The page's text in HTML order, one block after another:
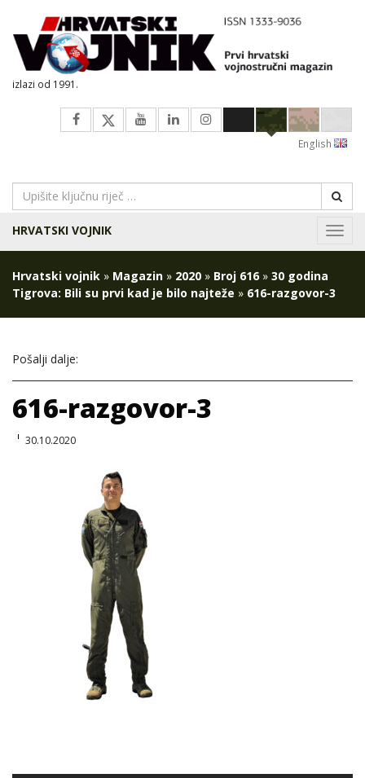
izlazi od 1991.
English
HRVATSKI VOJNIK
Hrvatski vojnik » Magazin » 2020 » Broj 616 » 30 godina
Tigrova: Bili su prvi kad je bilo najteže » 616-razgovor-3
Pošalji dalje:
616-razgovor-3
30.10.2020